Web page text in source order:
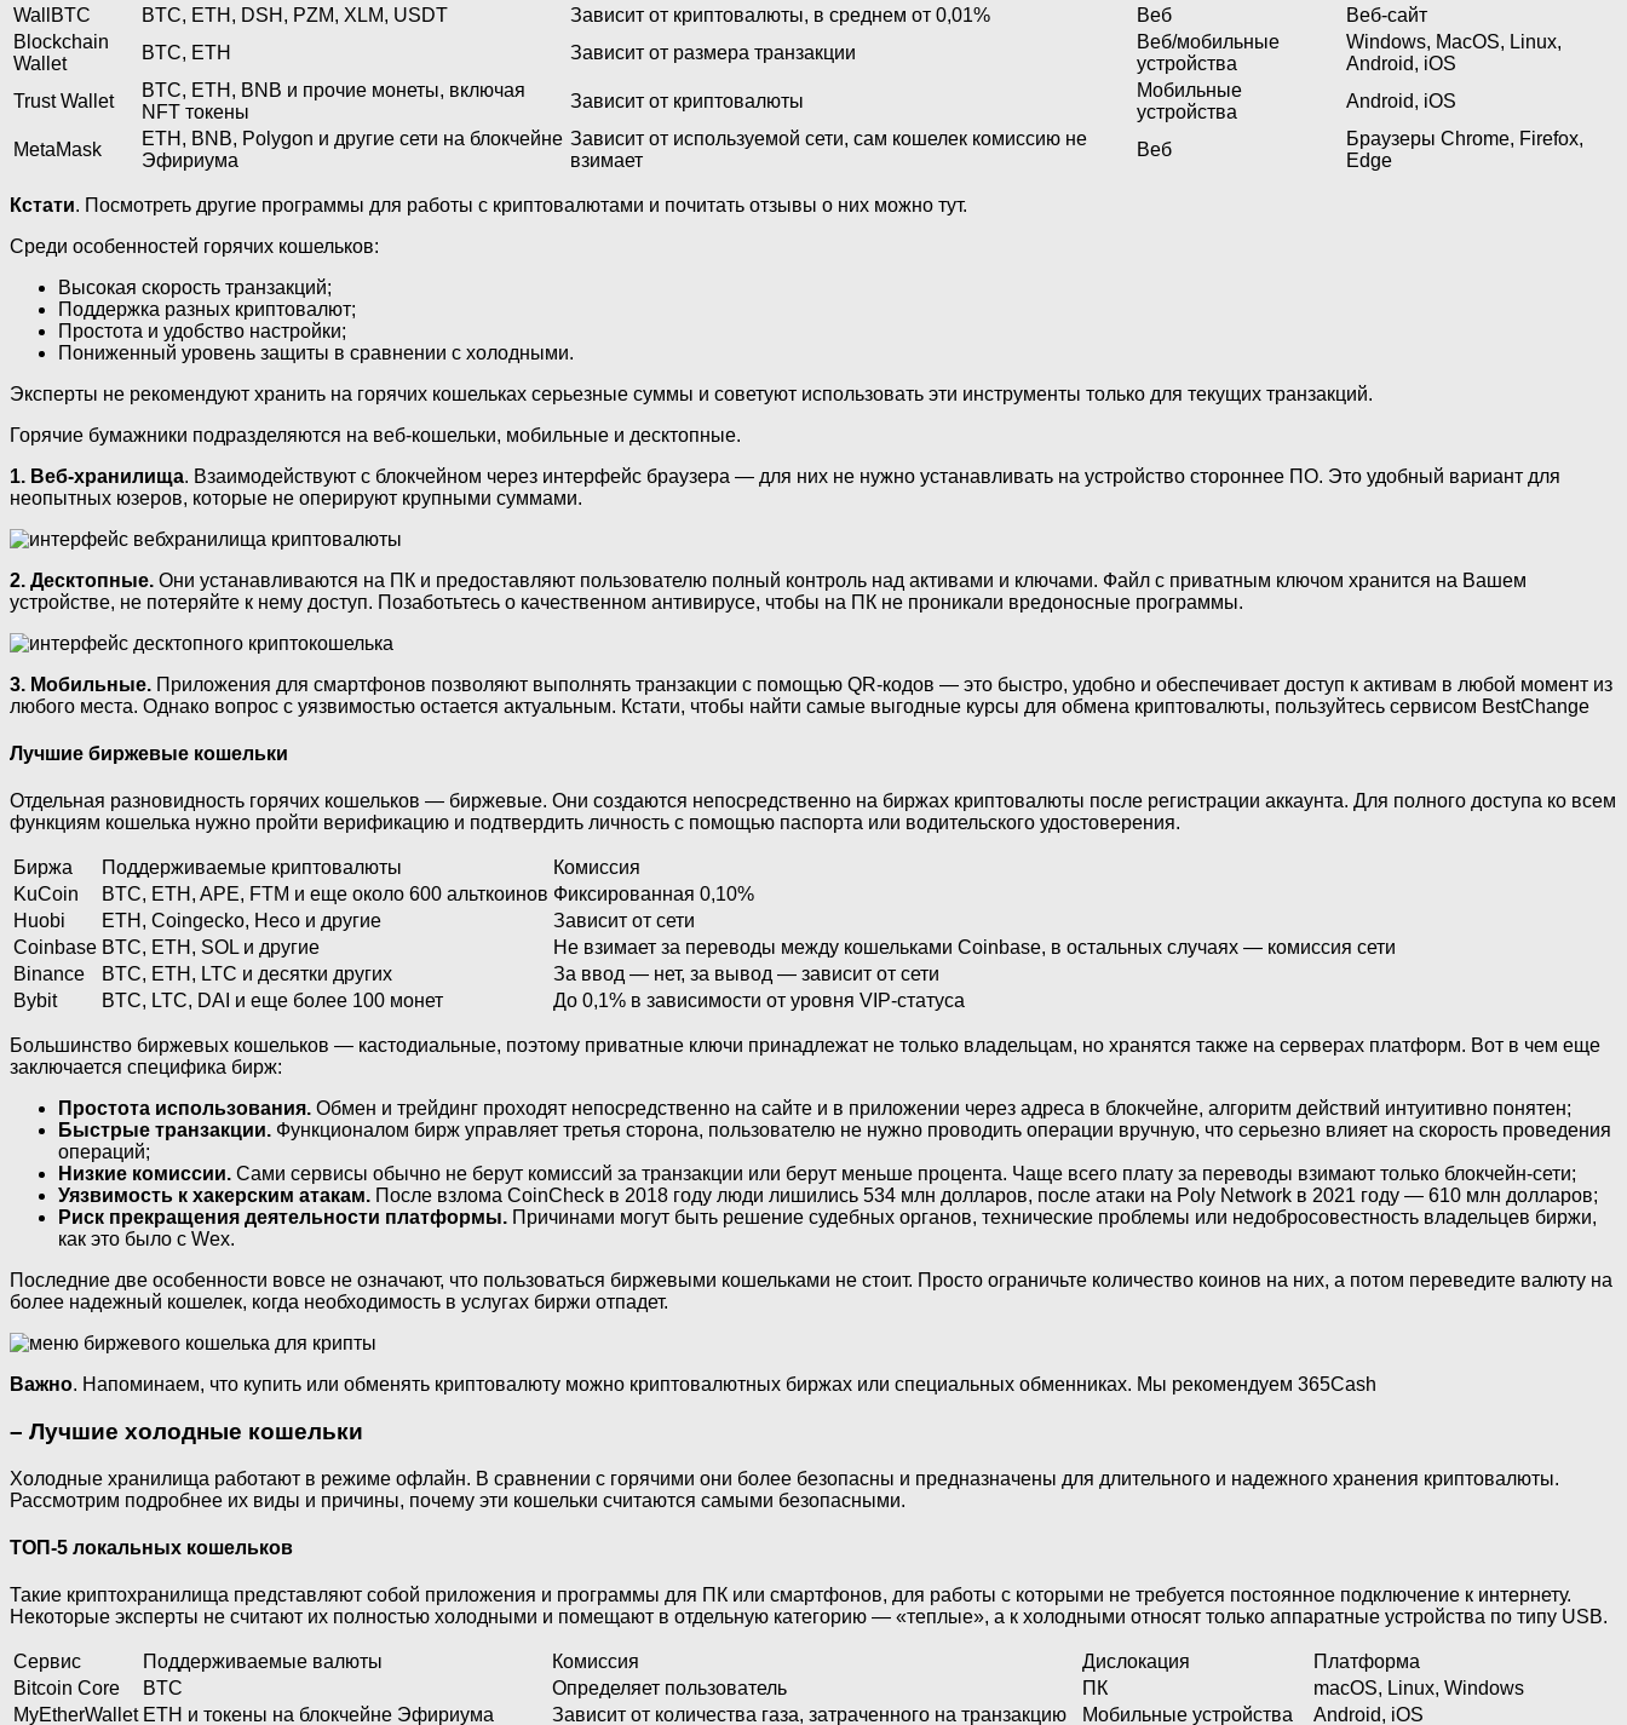
WallBTC
BTC, ETH, DSH, PZM, XLM, USDT Зависит от криптовалюты, в среднем от 0,01% Веб
Веб-сайт
Blockchain
Wallet
BTC, ETH Зависит от размера транзакции
Веб/мобильные
устройства
Windows, MacOS, Linux,
Android, iOS
Trust Wallet
BTC, ETH, BNB и прочие монеты, включая
NFT токены
Зависит от криптовалюты
Мобильные
устройства
Android, iOS
MetaMask
ETH, BNB, Polygon и другие сети на блокчейне
Эфириума
Зависит от используемой сети, сам кошелек комиссию не
взимает
Веб
Браузеры Chrome, Firefox,
Edge
Кстати. Посмотреть другие программы для работы с криптовалютами и почитать отзывы о них можно тут.
Среди особенностей горячих кошельков:
Высокая скорость транзакций;
Поддержка разных криптовалют;
Простота и удобство настройки;
Пониженный уровень защиты в сравнении с холодными.
Эксперты не рекомендуют хранить на горячих кошельках серьезные суммы и советуют использовать эти инструменты только для текущих транзакций.
Горячие бумажники подразделяются на веб-кошельки, мобильные и десктопные.
1. Веб-хранилища. Взаимодействуют с блокчейном через интерфейс браузера — для них не нужно устанавливать на устройство стороннее ПО. Это удобный вариант для
неопытных юзеров, которые не оперируют крупными суммами.
2. Десктопные. Они устанавливаются на ПК и предоставляют пользователю полный контроль над активами и ключами. Файл с приватным ключом хранится на Вашем
устройстве, не потеряйте к нему доступ. Позаботьтесь о качественном антивирусе, чтобы на ПК не проникали вредоносные программы.
3. Мобильные. Приложения для смартфонов позволяют выполнять транзакции с помощью QR-кодов — это быстро, удобно и обеспечивает доступ к активам в любой момент из
любого места. Однако вопрос с уязвимостью остается актуальным. Кстати, чтобы найти самые выгодные курсы для обмена криптовалюты, пользуйтесь сервисом BestChange
Лучшие биржевые кошельки
Отдельная разновидность горячих кошельков — биржевые. Они создаются непосредственно на биржах криптовалюты после регистрации аккаунта. Для полного доступа ко всем
функциям кошелька нужно пройти верификацию и подтвердить личность с помощью паспорта или водительского удостоверения.
Биржа Поддерживаемые криптовалюты
Комиссия
KuCoin
BTC, ETH, APE, FTM и еще около 600 альткоинов Фиксированная 0,10%
Huobi
ETH, Coingecko, Heco и другие
Зависит от сети
Coinbase BTC, ETH, SOL и другие
Не взимает за переводы между кошельками Coinbase, в остальных случаях — комиссия сети
Binance
BTC, ETH, LTC и десятки других
За ввод — нет, за вывод — зависит от сети
Bybit
BTC, LTC, DAI и еще более 100 монет До 0,1% в зависимости от уровня VIP-статуса
Большинство биржевых кошельков — кастодиальные, поэтому приватные ключи принадлежат не только владельцам, но хранятся также на серверах платформ. Вот в чем еще
заключается специфика бирж:
Простота использования. Обмен и трейдинг проходят непосредственно на сайте и в приложении через адреса в блокчейне, алгоритм действий интуитивно понятен;
Быстрые транзакции. Функционалом бирж управляет третья сторона, пользователю не нужно проводить операции вручную, что серьезно влияет на скорость проведения
операций;
Низкие комиссии. Сами сервисы обычно не берут комиссий за транзакции или берут меньше процента. Чаще всего плату за переводы взимают только блокчейн-сети;
Уязвимость к хакерским атакам. После взлома CoinCheck в 2018 году люди лишились 534 млн долларов, после атаки на Poly Network в 2021 году — 610 млн долларов;
Риск прекращения деятельности платформы. Причинами могут быть решение судебных органов, технические проблемы или недобросовестность владельцев биржи,
как это было с Wex.
Последние две особенности вовсе не означают, что пользоваться биржевыми кошельками не стоит. Просто ограничьте количество коинов на них, а потом переведите валюту на
более надежный кошелек, когда необходимость в услугах биржи отпадет.
Важно. Напоминаем, что купить или обменять криптовалюту можно криптовалютных биржах или специальных обменниках. Мы рекомендуем 365Cash
– Лучшие холодные кошельки
Холодные хранилища работают в режиме офлайн. В сравнении с горячими они более безопасны и предназначены для длительного и надежного хранения криптовалюты.
Рассмотрим подробнее их виды и причины, почему эти кошельки считаются самыми безопасными.
ТОП-5 локальных кошельков
Такие криптохранилища представляют собой приложения и программы для ПК или смартфонов, для работы с которыми не требуется постоянное подключение к интернету.
Некоторые эксперты не считают их полностью холодными и помещают в отдельную категорию — «теплые», а к холодными относят только аппаратные устройства по типу USB.
Сервис Поддерживаемые валюты Комиссия Дислокация
Платформа
Bitcoin Core
BTC Определяет пользователь ПК
macOS, Linux, Windows
MyEtherWallet ETH и токены на блокчейне Эфириума Зависит от количества газа, затраченного на транзакцию Мобильные устройства Android, iOS